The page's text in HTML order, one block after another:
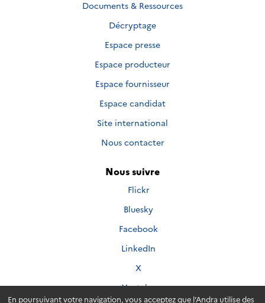
En poursuivant votre navigation, vous acceptez que l’Andra utilise des
Documents & Ressources
Décryptage
Espace presse
Espace producteur
Espace fournisseur
Espace candidat
Site international
Nous contacter
Nous suivre
Nous
sur
Flickr
Nous
sur
Bluesky
Nous
sur
Facebook
Nous
LinkedIn
Nous
X
Nous
suivre
Youtube